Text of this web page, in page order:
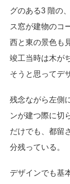
グのある3 階の
ス窓が建物のコ
西と東の景色も
竣工当時は木が
そうと思ってデ
残念ながら左側
ンが建つ際に切
だけでも、都留
分残っている。
デザインでも基